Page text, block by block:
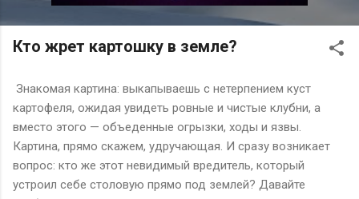
Кто жрет картошку в земле?
Знакомая картина: выкапываешь с нетерпением куст
картофеля, ожидая увидеть ровные и чистые клубни, а
вместо этого — объеденные огрызки, ходы и язвы.
Картина, прямо скажем, удручающая. И сразу возникает
вопрос: кто же этот невидимый вредитель, который
устроил себе столовую прямо под землей? Давайте